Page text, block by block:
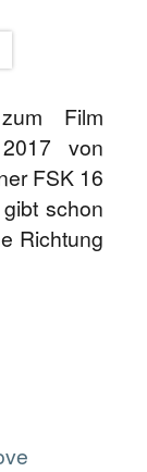
Film
von
FSK 16
schon
Richtung